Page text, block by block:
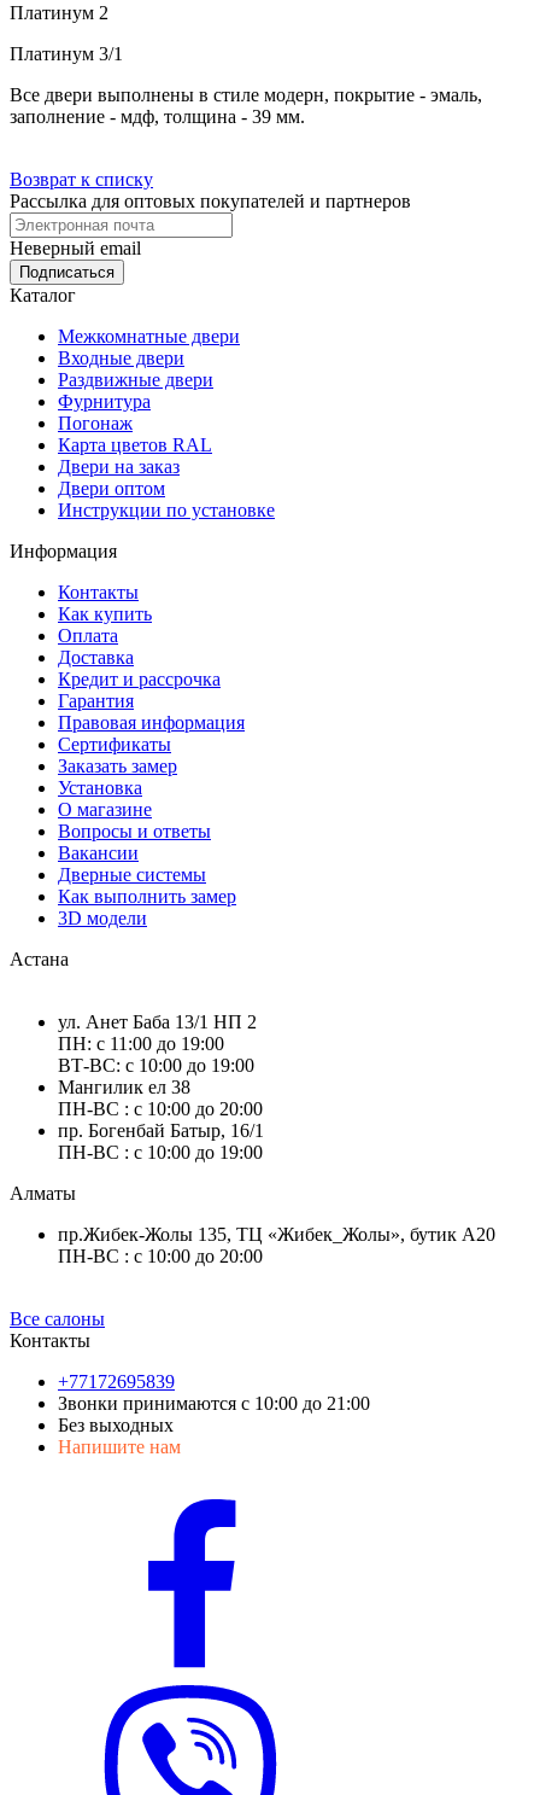
Платинум 2
Платинум 3/1
Все двери выполнены в стиле модерн, покрытие - эмаль,
заполнение - мдф, толщина - 39 мм.
Возврат к списку
Рассылка для оптовых покупателей и партнеров
Неверный email
Каталог
Межкомнатные двери
Входные двери
Раздвижные двери
Фурнитура
Погонаж
Карта цветов RAL
Двери на заказ
Двери оптом
Инструкции по установке
Информация
Контакты
Как купить
Оплата
Доставка
Кредит и рассрочка
Гарантия
Правовая информация
Сертификаты
Заказать замер
Установка
О магазине
Вопросы и ответы
Вакансии
Дверные системы
Как выполнить замер
3D модели
Астана
ул. Анет Баба 13/1 НП 2
ПН: с 11:00 до 19:00
ВТ-ВС: с 10:00 до 19:00
Мангилик ел 38
ПН-ВС : с 10:00 до 20:00
пр. Богенбай Батыр, 16/1
ПН-ВС : с 10:00 до 19:00
Алматы
пр.Жибек-Жолы 135, ТЦ «Жибек_Жолы», бутик А20
ПН-ВС : с 10:00 до 20:00
Все салоны
Контакты
+77172695839
Звонки принимаются с 10:00 до 21:00
Без выходных
Напишите нам